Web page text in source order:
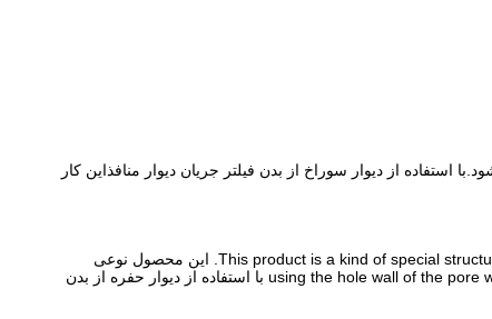
از دیوار سوراخ از بدن فیلتر جریان دیوار منافذاین کار
This product is a kind of special structure and special material of wall flow ceramic honeycomb ceramic filter element, used in the diesel engine exhaust gas purification device. این محصول نوعی
ساختار خاص و مواد خاص فلتر سرامیکی عسل آمیزی است که در دستگاه تصفیه گازهای گلخانه ای موتور دیزل استفاده می شود.using the hole wall of the pore wall flow filter body با استفاده از دیوار حفره از بدن